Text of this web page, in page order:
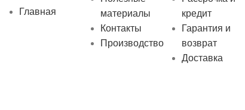
Главная
материалы
Контакты
Производство
кредит
Гарантия и
возврат
Доставка